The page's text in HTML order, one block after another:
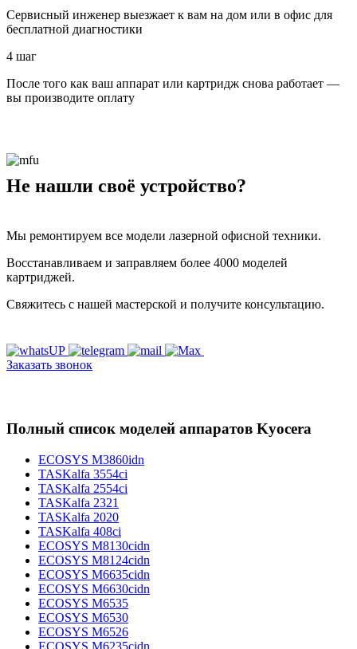
Сервисный инженер выезжает к вам на дом или в офис для
бесплатной диагностики
4 шаг
После того как ваш аппарат или картридж снова работает —
вы производите оплату
Не нашли своё устройство?
Мы ремонтируем все модели лазерной офисной техники.
Восстанавливаем и заправляем более 4000 моделей
картриджей.
Свяжитесь с нашей мастерской и получите консультацию.
Заказать звонок
Полный список моделей аппаратов Kyocera
ECOSYS M3860idn
TASKalfa 3554ci
TASKalfa 2554ci
TASKalfa 2321
TASKalfa 2020
TASKalfa 408ci
ECOSYS M8130cidn
ECOSYS M8124cidn
ECOSYS M6635cidn
ECOSYS M6630cidn
ECOSYS M6535
ECOSYS M6530
ECOSYS M6526
ECOSYS M6235cidn